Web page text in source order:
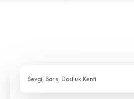
Sevgi, Barış, Dostluk Kenti